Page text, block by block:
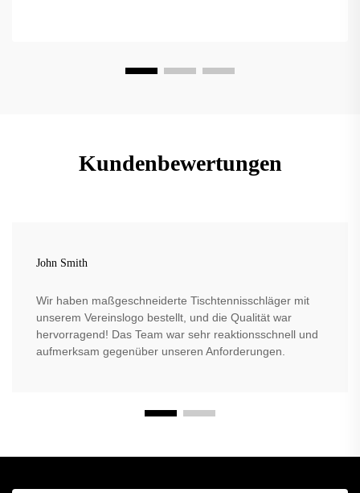
Kundenbewertungen
John Smith
Wir haben maßgeschneiderte Tischtennisschläger mit
unserem Vereinslogo bestellt, und die Qualität war
hervorragend! Das Team war sehr reaktionsschnell und
aufmerksam gegenüber unseren Anforderungen.